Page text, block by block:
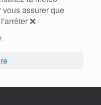
vous assurer que
❌